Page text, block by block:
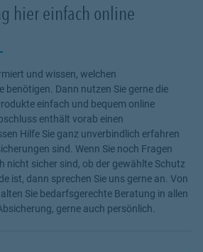
hier einfach online
und wissen, welchen
benötigen. Dann nutzen Sie gerne die
einfach und bequem online
enthält vorab einen
Hilfe Sie ganz unverbindlich erfahren
sind. Wenn Sie noch Fragen
nicht sicher sind, ob der gewählte Schutz
ist, dann sprechen Sie uns gerne an. Von
Sie bedarfsgerechte Beratung in allen
gerne auch persönlich.